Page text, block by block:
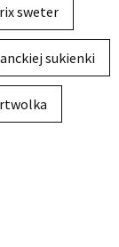
sweter
sukienki